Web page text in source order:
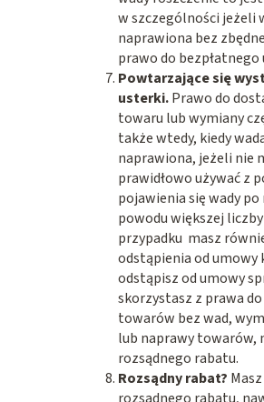
w szczególności jeżeli
naprawiona bez
prawo do bezpłatnego
Powtarzające się
usterki.Prawo do
towaru lub wymiany
także wtedy, kiedy
naprawiona, jeżeli nie
prawidłowo używać z
pojawienia się wady
powodu większej
przypadku masz
odstąpienia od umowy
odstąpisz od umowy
skorzystasz z prawa
towarów bez wad,
lub naprawy towarów,
rozsądnego rabatu.
Rozsądny rabat?